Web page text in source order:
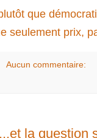
que
seulement prix,
Aucun commentaire:
la question